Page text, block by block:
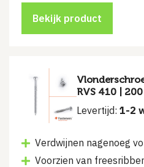
Bekijk product
RVS 410 |
Levertijd: 1-2
Verdwijnen nagenoeg
Voorzien van